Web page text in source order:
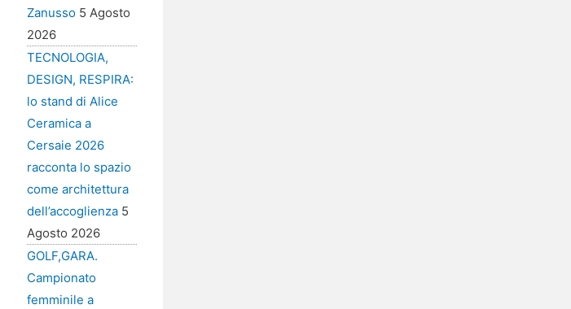
Zanusso 5 Agosto
2026
TECNOLOGIA,
DESIGN, RESPIRA:
lo stand di Alice
Ceramica a
Cersaie 2026
racconta lo spazio
come architettura
dell’accoglienza 5
Agosto 2026
GOLF,GARA.
Campionato
femminile a